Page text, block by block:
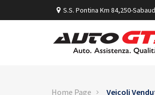
S.S. Pontina Km 84,250-
Home Page Veicoli